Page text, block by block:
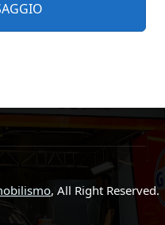
, All Right Reserved.